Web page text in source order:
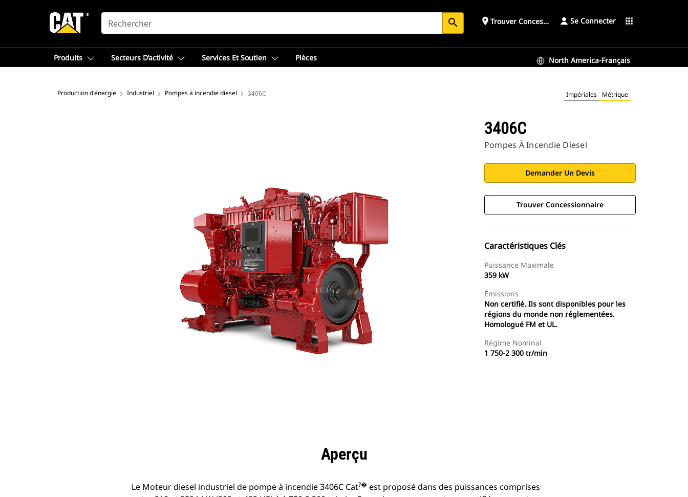
SEARCH search place Trouver ConcessionnaireSe Connecter apps
Produits Secteurs D’activité Services Et Soutien Pièces North America-Français
Production d'énergie Industriel Pompes à incendie diesel 3406C Impériales Métrique
3406C
Pompes À Incendie Diesel
Demander Un Devis
Trouver Concessionnaire
Caractéristiques Clés
Puissance Maximale
359 kW
Émissions
Non certifié. Ils sont disponibles pour les
régions du monde non réglementées.
Homologué FM et UL.
Régime Nominal
1 750-2 300 tr/min
Aperçu
Le Moteur diesel industriel de pompe à incendie 3406C Cat?� est proposé dans des puissances comprises